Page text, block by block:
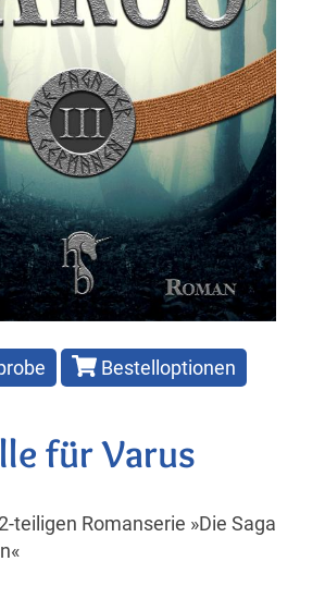
Bestelloptionen
für Varus
teiligen Romanserie »Die Saga